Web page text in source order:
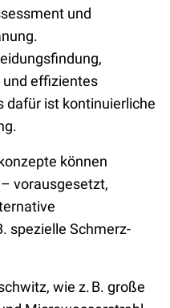
und
effizientes
dafür ist kontinuierliche
können
vorausgesetzt,
spezielle Schmerz-
wie z. B. große